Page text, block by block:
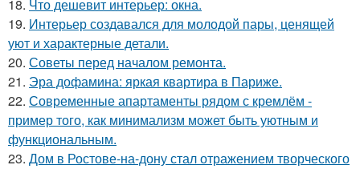
18. Что дешевит интерьер: окна.
19. Интерьер создавался для молодой пары, ценящей
уют и характерные детали.
20. Советы перед началом ремонта.
21. Эра дофамина: яркая квартира в Париже.
22. Современные апартаменты рядом с кремлём -
пример того, как минимализм может быть уютным и
функциональным.
23. Дом в Ростове-на-дону стал отражением творческого